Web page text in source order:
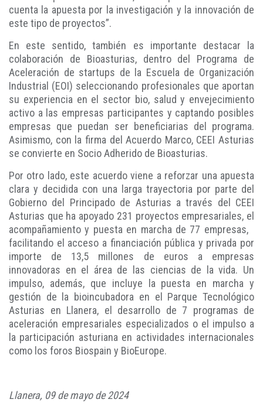
cuenta la apuesta por la investigación y la innovación de
este tipo de proyectos”.
En este sentido, también es importante destacar la
colaboración de Bioasturias, dentro del Programa de
Aceleración de startups de la Escuela de Organización
Industrial (EOI) seleccionando profesionales que aportan
su experiencia en el sector bio, salud y envejecimiento
activo a las empresas participantes y captando posibles
empresas que puedan ser beneficiarias del programa.
Asimismo, con la firma del Acuerdo Marco, CEEI Asturias
se convierte en Socio Adherido de Bioasturias.
Por otro lado, este acuerdo viene a reforzar una apuesta
clara y decidida con una larga trayectoria por parte del
Gobierno del Principado de Asturias a través del CEEI
Asturias que ha apoyado 231 proyectos empresariales, el
acompañamiento y puesta en marcha de 77 empresas,
facilitando el acceso a financiación pública y privada por
importe de 13,5 millones de euros a empresas
innovadoras en el área de las ciencias de la vida. Un
impulso, además, que incluye la puesta en marcha y
gestión de la bioincubadora en el Parque Tecnológico
Asturias en Llanera, el desarrollo de 7 programas de
aceleración empresariales especializados o el impulso a
la participación asturiana en actividades internacionales
como los foros Biospain y BioEurope.
Llanera, 09 de mayo de 2024